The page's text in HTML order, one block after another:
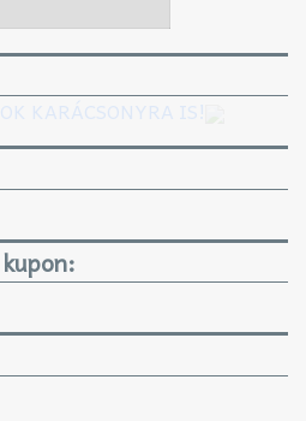
KARÁCSONYRA IS!